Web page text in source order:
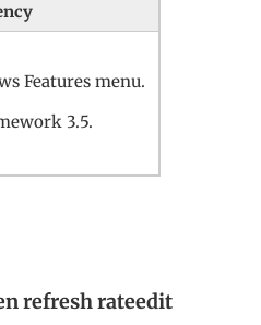
Features menu.
3.5.
refresh rateedit